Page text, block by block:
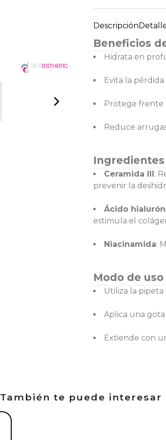
Descripción
Beneficios
Hidrata en
Evita la
Protege frente
Reduce
Ceramida III:
prevenir la
Ácido
estimula el
Niacinamida:
Modo de uso
Utiliza la pipeta
Aplica una gota
Extiende con
También te puede interesar